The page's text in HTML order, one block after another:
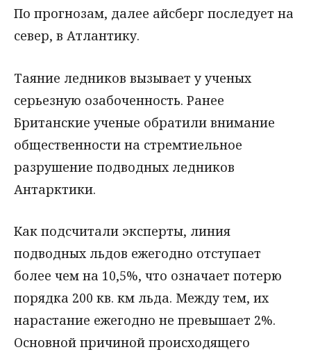
По прогнозам, далее айсберг последует на
север, в Атлантику.
Таяние ледников вызывает у ученых
серьезную озабоченность. Ранее
Британские ученые обратили внимание
общественности на стремтиельное
разрушение подводных ледников
Антарктики.
Как подсчитали эксперты, линия
подводных льдов ежегодно отступает
более чем на 10,5%, что означает потерю
порядка 200 кв. км льда. Между тем, их
нарастание ежегодно не превышает 2%.
Основной причиной происходящего